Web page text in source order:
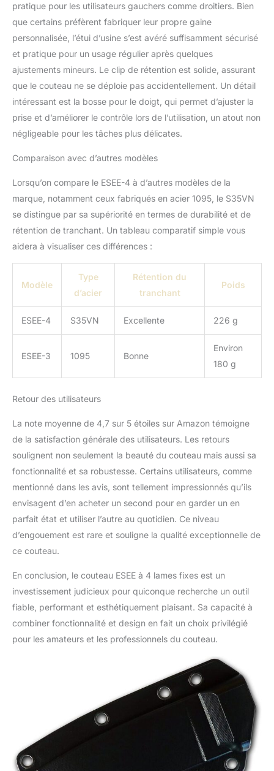
pratique pour les utilisateurs gauchers comme droitiers. Bien
que certains préfèrent fabriquer leur propre gaine
personnalisée, l’étui d’usine s’est avéré suffisamment sécurisé
et pratique pour un usage régulier après quelques
ajustements mineurs. Le clip de rétention est solide, assurant
que le couteau ne se déploie pas accidentellement. Un détail
intéressant est la bosse pour le doigt, qui permet d’ajuster la
prise et d’améliorer le contrôle lors de l’utilisation, un atout non
négligeable pour les tâches plus délicates.
Comparaison avec d’autres modèles
Lorsqu’on compare le ESEE-4 à d’autres modèles de la
marque, notamment ceux fabriqués en acier 1095, le S35VN
se distingue par sa supériorité en termes de durabilité et de
rétention de tranchant. Un tableau comparatif simple vous
aidera à visualiser ces différences :
Modèle
Type
d’acier
Rétention du
tranchant
Poids
ESEE-4 S35VN Excellente 226 g
ESEE-3 1095 Bonne
Environ
180 g
Retour des utilisateurs
La note moyenne de 4,7 sur 5 étoiles sur Amazon témoigne
de la satisfaction générale des utilisateurs. Les retours
soulignent non seulement la beauté du couteau mais aussi sa
fonctionnalité et sa robustesse. Certains utilisateurs, comme
mentionné dans les avis, sont tellement impressionnés qu’ils
envisagent d’en acheter un second pour en garder un en
parfait état et utiliser l’autre au quotidien. Ce niveau
d’engouement est rare et souligne la qualité exceptionnelle de
ce couteau.
En conclusion, le couteau ESEE à 4 lames fixes est un
investissement judicieux pour quiconque recherche un outil
fiable, performant et esthétiquement plaisant. Sa capacité à
combiner fonctionnalité et design en fait un choix privilégié
pour les amateurs et les professionnels du couteau.